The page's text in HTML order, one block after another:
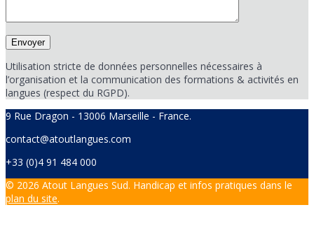
Utilisation stricte de données personnelles nécessaires à
l’organisation et la communication des formations & activités en
langues (respect du RGPD).
9 Rue Dragon - 13006 Marseille - France.
contact@atoutlangues.com
+33 (0)4 91 484 000
© 2026 Atout Langues Sud. Handicap et infos pratiques dans le
plan du site.